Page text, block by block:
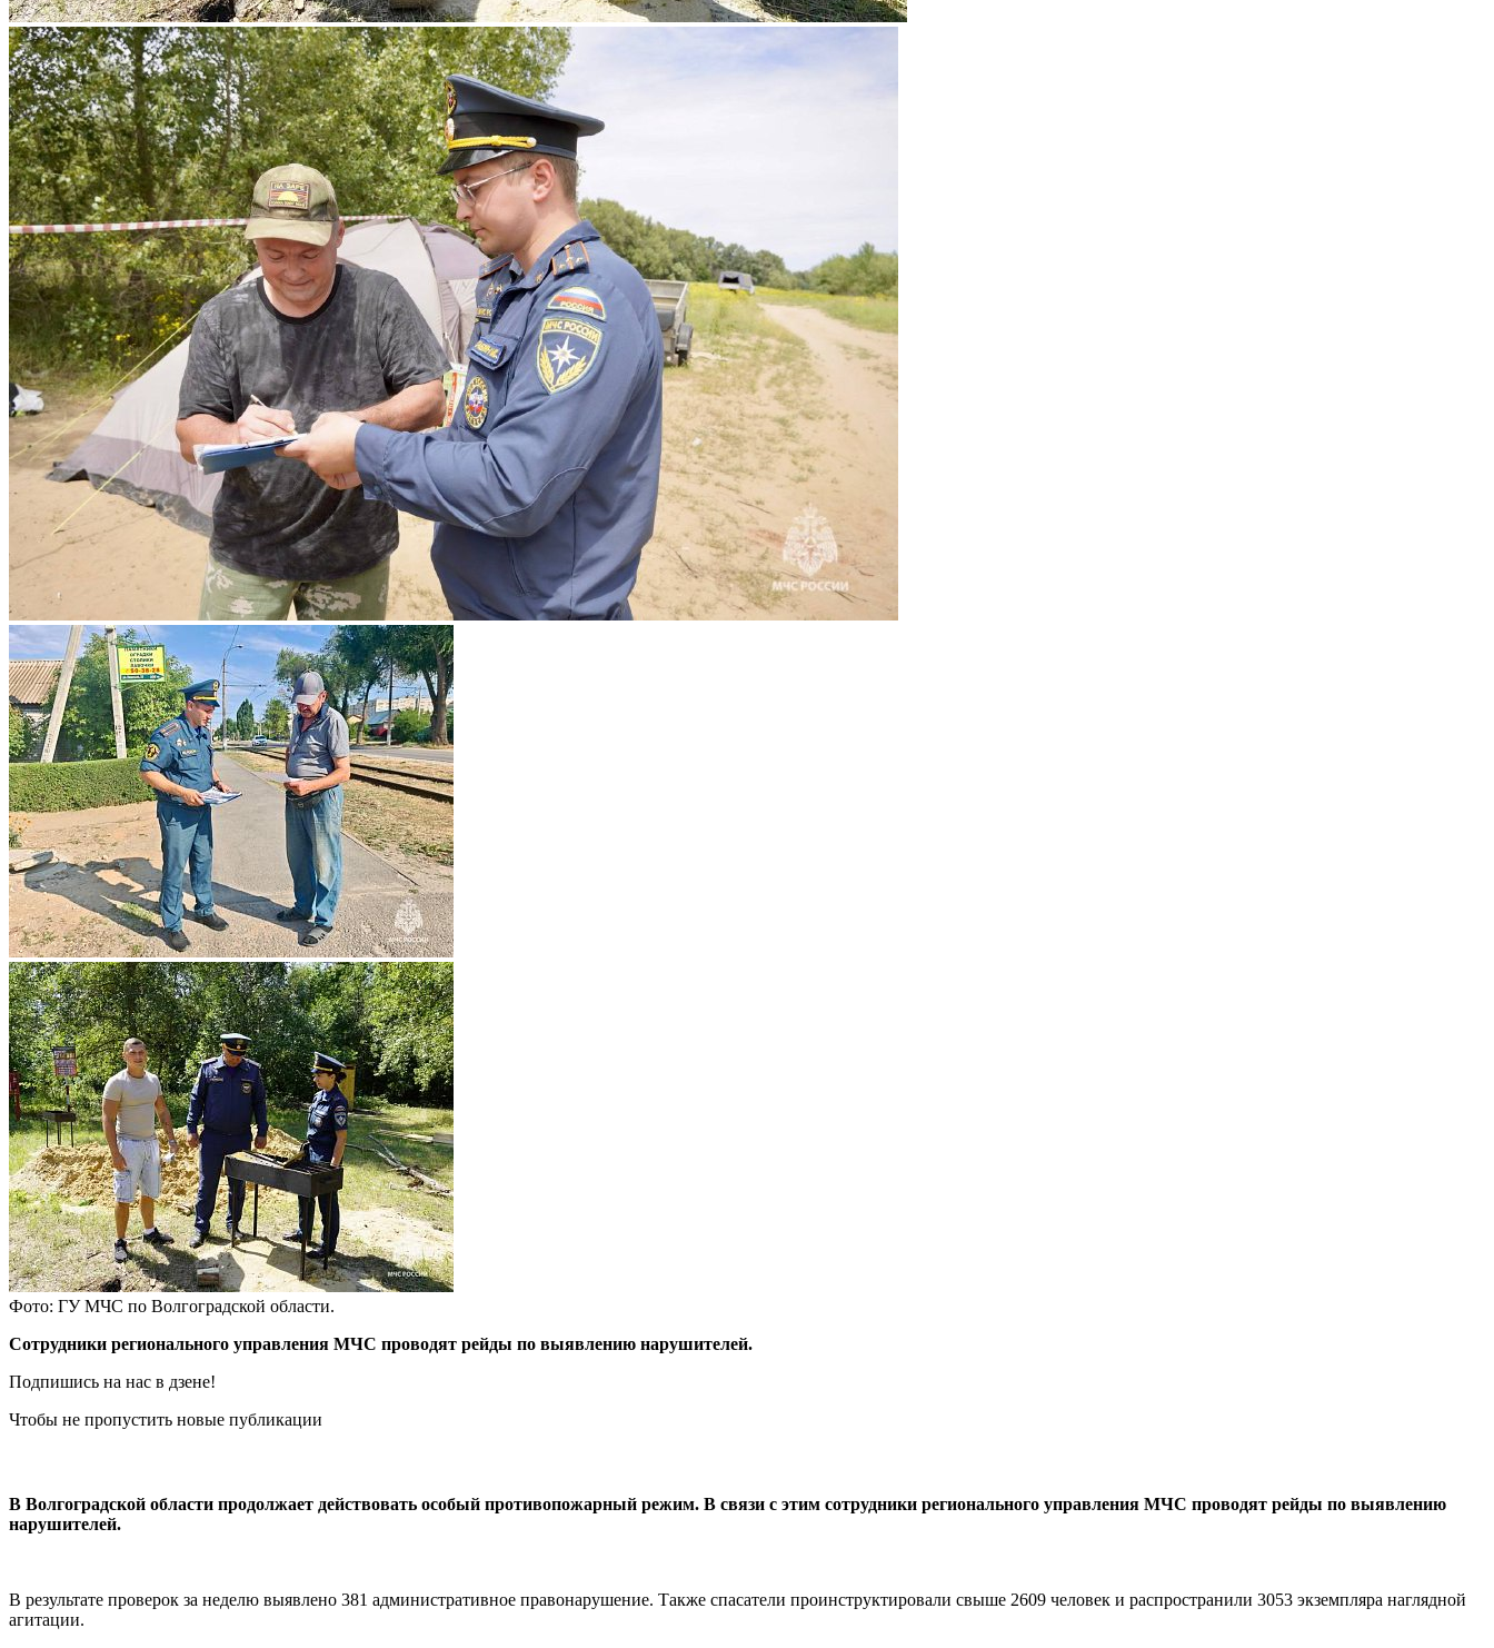
Фото: ГУ МЧС по Волгоградской области.
Сотрудники регионального управления МЧС проводят рейды по выявлению нарушителей.
Подпишись на нас в дзене!
Чтобы не пропустить новые публикации
В Волгоградской области продолжает действовать особый противопожарный режим. В связи с этим сотрудники регионального управления МЧС проводят рейды по выявлению
нарушителей.
В результате проверок за неделю выявлено 381 административное правонарушение. Также спасатели проинструктировали свыше 2609 человек и распространили 3053 экземпляра наглядной
агитации.